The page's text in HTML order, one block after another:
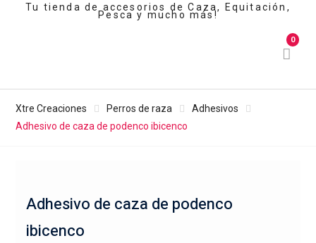
Tu tienda de accesorios de Caza, Equitación,
Pesca y mucho más!
0
Xtre Creaciones Perros de raza
Adhesivos
Adhesivo de caza de podenco ibicenco
Adhesivo de caza de podenco
ibicenco